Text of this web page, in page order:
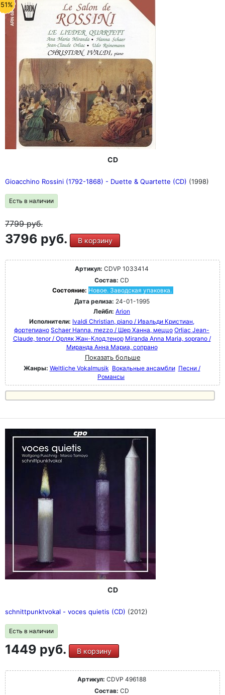
CD
Gioacchino Rossini (1792-1868) - Duette & Quartette (CD) (1998)
Есть в наличии
7799руб.
3796 руб. В корзину
Артикул: CDVP 1033414
Состав: CD
Состояние: Новое. Заводская упаковка.
Дата релиза: 24-01-1995
Лейбл: Arion
Исполнители: Ivaldi Christian, piano / Ивальди Кристиан,
фортепиано Schaer Hanna, mezzo / Шер Ханна, меццо Orliac Jean-
Claude, tenor / Орляк Жан-Клод,тенор Miranda Anna Maria, soprano /
Миранда Анна Мариа, сопрано
Показать больше
Жанры: Weltliche Vokalmusik Вокальные ансамбли Песни /
Романсы
CD
schnittpunktvokal - voces quietis (CD) (2012)
Есть в наличии
1449 руб. В корзину
Артикул: CDVP 496188
Состав: CD